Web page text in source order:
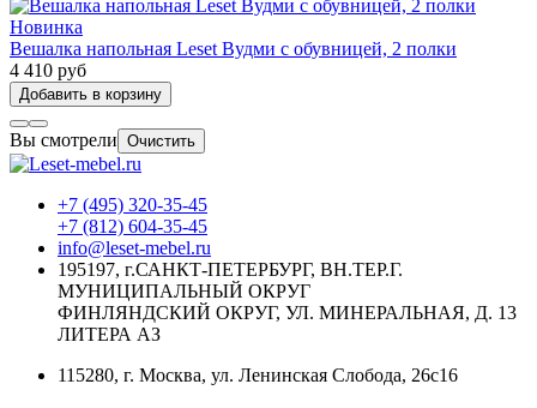
Новинка
Вешалка напольная Leset Вудми с обувницей, 2 полки
4 410 руб
Добавить в корзину
Вы смотрели Очистить
+7 (495) 320-35-45
+7 (812) 604-35-45
info@leset-mebel.ru
195197, г.САНКТ-ПЕТЕРБУРГ, ВН.ТЕР.Г.
МУНИЦИПАЛЬНЫЙ ОКРУГ
ФИНЛЯНДСКИЙ ОКРУГ, УЛ. МИНЕРАЛЬНАЯ, Д. 13
ЛИТЕРА АЗ
115280, г. Москва, ул. Ленинская Слобода, 26с16